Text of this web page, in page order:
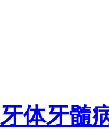
牙体牙髓